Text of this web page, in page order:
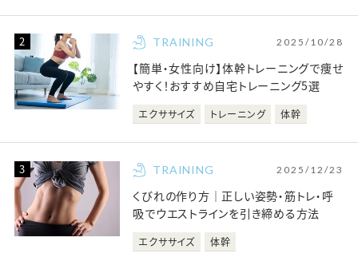
TRAINING 2025/10/28
【簡単・女性向け】体幹トレーニングで痩せ
やすく！おすすめ自宅トレーニング5選
エクササイズ トレーニング 体幹
TRAINING 2025/12/23
くびれの作り方｜正しい姿勢・筋トレ・呼
吸でウエストラインを引き締める方法
エクササイズ 体幹